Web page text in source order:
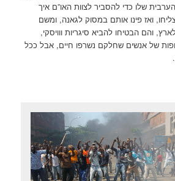
שלו כדי להסביר לצוות האו”ם איך
ואז פינו אותם במסוק לגאנה, ומשם
והם הבטיחו להביא סיגריות ווויסקי,
100 גופות של אנשים שחלקם נשרפו חיים, אבל ככל